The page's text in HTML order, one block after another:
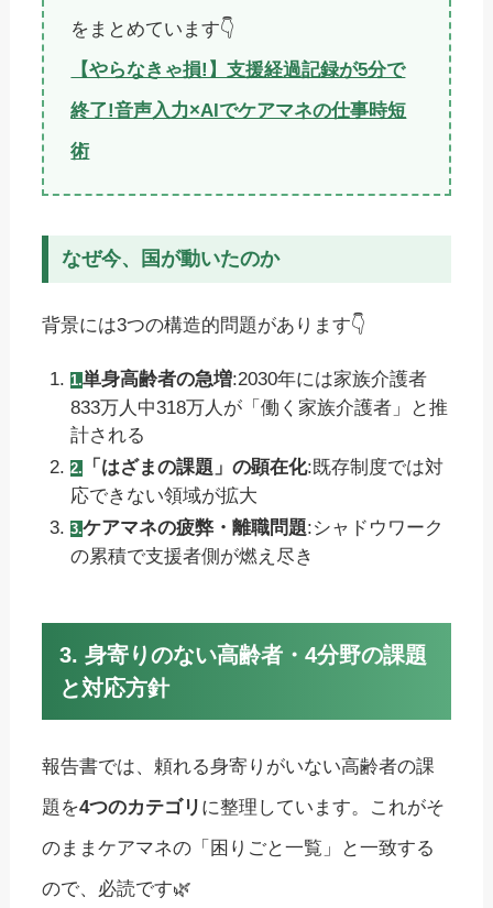
をまとめています👇
【やらなきゃ損!】支援経過記録が5分で
終了!音声入力×AIでケアマネの仕事時短
術
なぜ今、国が動いたのか
背景には3つの構造的問題があります👇
単身高齢者の急増:2030年には家族介護者
833万人中318万人が「働く家族介護者」と推
計される
「はざまの課題」の顕在化:既存制度では対
応できない領域が拡大
ケアマネの疲弊・離職問題:シャドウワーク
の累積で支援者側が燃え尽き
3. 身寄りのない高齢者・4分野の課題
と対応方針
報告書では、頼れる身寄りがいない高齢者の課
題を4つのカテゴリ に整理しています。これがそ
のままケアマネの「困りごと一覧」と一致する
ので、必読です🌿